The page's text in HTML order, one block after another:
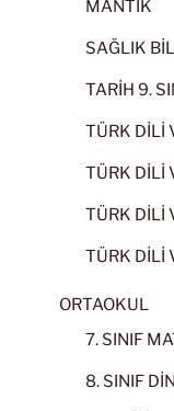
MANTIK
SAĞLIK
TARİH 9.
TÜRK DİLİ
TÜRK DİLİ
TÜRK DİLİ
TÜRK DİLİ
ORTAOKUL
7. SINIF
8. SINIF